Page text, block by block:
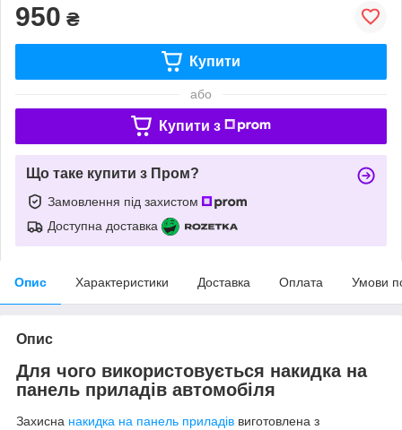
950 ₴
Купити
або
Купити з
Що таке купити з Пром?
Замовлення під захистом
Доступна доставка
Опис Характеристики Доставка Оплата Умови
Опис
Для чого використовується накидка на
панель приладів автомобіля
Захисна накидка на панель приладів виготовлена з